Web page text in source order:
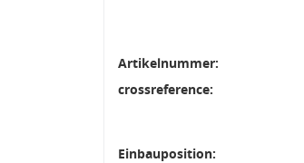
Artikelnummer:
crossreference:
Einbauposition: